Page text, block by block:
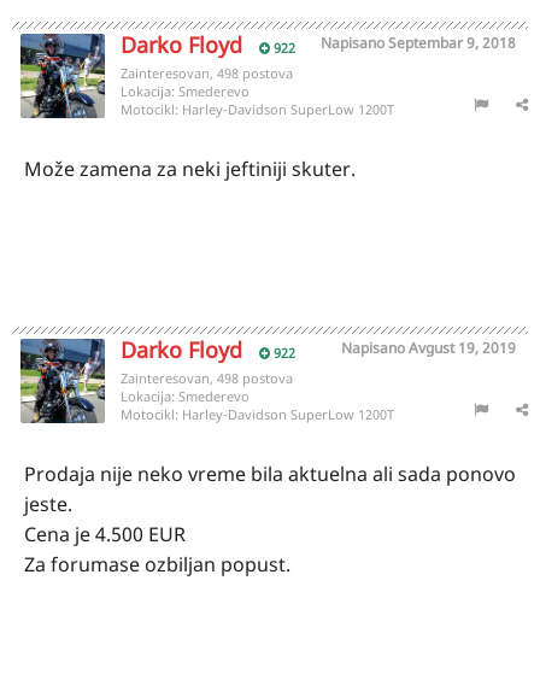
Darko Floyd 922 NapisanoSeptembar 9, 2018
Zainteresovan, 498 postova
Lokacija: Smederevo
Motocikl: Harley-Davidson SuperLow 1200T
Može zamena za neki jeftiniji skuter.
Darko Floyd 922 NapisanoAvgust 19, 2019
Zainteresovan, 498 postova
Lokacija: Smederevo
Motocikl: Harley-Davidson SuperLow 1200T
Prodaja nije neko vreme bila aktuelna ali sada ponovo
jeste.
Cena je 4.500 EUR
Za forumase ozbiljan popust.